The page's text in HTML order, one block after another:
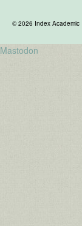
© 2026 Index Academic
Mastodon